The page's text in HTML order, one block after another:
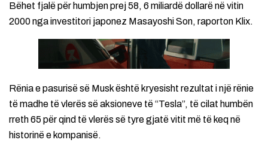
Bëhet fjalë për humbjen prej 58, 6 miliardë dollarë në vitin
2000 nga investitori japonez Masayoshi Son, raporton Klix.
Rënia e pasurisë së Musk është kryesisht rezultat i një rënie
të madhe të vlerës së aksioneve të “Tesla”, të cilat humbën
rreth 65 për qind të vlerës së tyre gjatë vitit më të keq në
historinë e kompanisë.